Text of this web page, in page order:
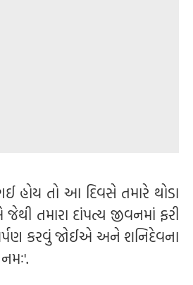
હોય તો આ દિવસે તમારે થોડા
તમારા દાંપત્ય જીવનમાં ફરી
કરવું જોઈએ અને શનિદેવના